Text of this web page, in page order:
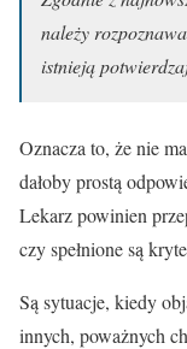
należy
istnieją
Oznacza to, że nie
dałoby prostą
Lekarz powinien
czy spełnione są
Są sytuacje, kiedy
innych, poważnych